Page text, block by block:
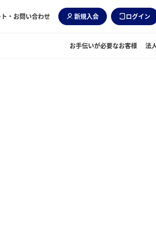
・お問い合わせ 新規入会 ログイン
お手伝いが必要なお客様 法